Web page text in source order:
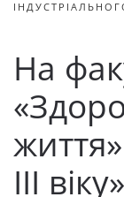
На
ІІІ віку»